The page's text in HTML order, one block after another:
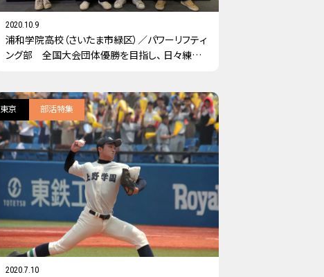
2020.10.9
浦和学院高校（さいたま市緑区）／パワーリフティ
ング部 全国大会団体優勝を目指し、 日々練習
東京 部活特集
2020.7.10